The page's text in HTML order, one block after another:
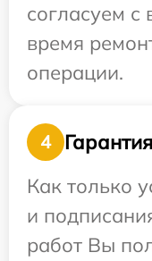
согласуем с
время
операции.
4
Гарантия
Как только
и
работ Вы